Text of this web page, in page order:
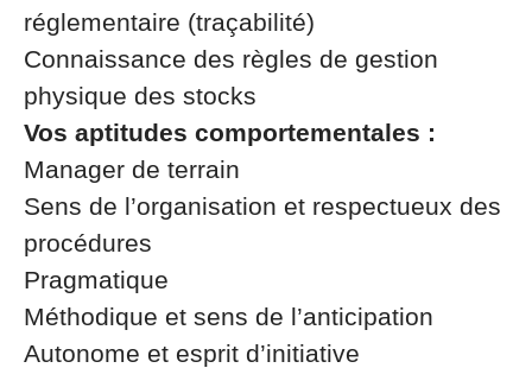
réglementaire (traçabilité)
Connaissance des règles de gestion
physique des stocks
Vos aptitudes comportementales :
Manager de terrain
Sens de l’organisation et respectueux des
procédures
Pragmatique
Méthodique et sens de l’anticipation
Autonome et esprit d’initiative